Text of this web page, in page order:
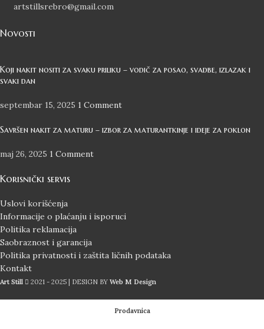
artstillsrebro@gmail.com
Novosti
Koji nakit nositi za svaku priliku – vodič za posao, svadbe, izlazak i
svaki dan
septembar 15, 2025 1 Comment
Savršen nakit za maturu – izbor za maturantkinje i ideje za poklon
maj 26, 2025 1 Comment
Korisnički servis
Uslovi korišćenja
Informacije o plaćanju i isporuci
Politika reklamacija
Saobraznost i garancija
Politika privatnosti i zaštita ličnih podataka
Kontakt
Art Still 2021 - 2025 | DESIGN BY Web M Design
Prodavnica